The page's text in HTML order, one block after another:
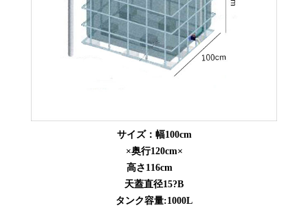
サイズ：幅100cm
×奥行120cm×
高さ116cm
天蓋直径15?B
タンク容量:1000L